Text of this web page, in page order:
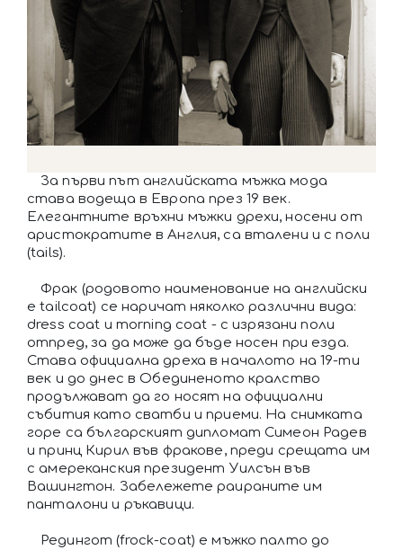
За първи път английската мъжка мода
става водеща в Европа през 19 век.
Елегантните връхни мъжки дрехи, носени от
аристократите в Англия, са вталени и с поли
(tails).
Фрак (родовото наименование на английски
е tailcoat) се наричат няколко различни вида:
dress coat и morning coat - с изрязани поли
отпред, за да може да бъде носен при езда.
Става официална дреха в началото на 19-ти
век и до днес в Обединеното кралство
продължават да го носят на официални
събития като сватби и приеми. На снимката
горе са българският дипломат Симеон Радев
и принц Кирил във фракове, преди срещата им
с амереканския президент Уилсън във
Вашингтон. Забележете раираните им
панталони и ръкавици.
Редингот (frock-coat) е мъжко палто до